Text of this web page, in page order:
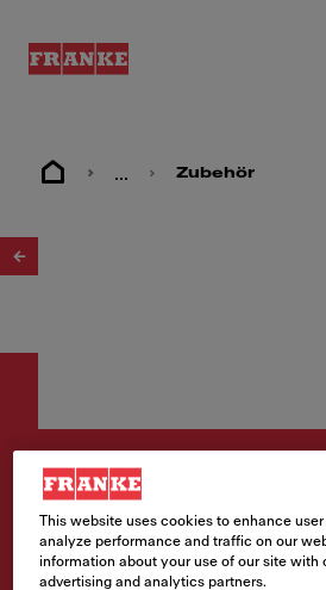
... Zubehör
Zubehör
Black Matt
This website uses cookies to enhance
analyze performance and traffic on our
information about your use of our site with
advertising and analytics partners.